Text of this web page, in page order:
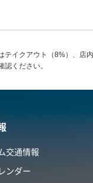
イクアウト（8%）、
ください。
交通情報
ンダー